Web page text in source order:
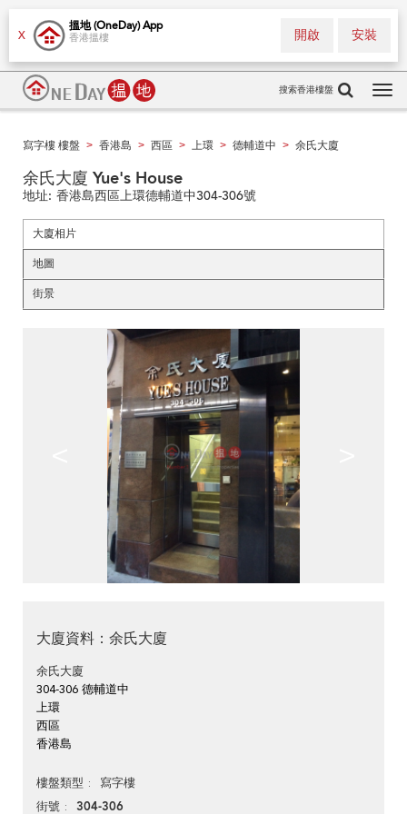
X
搵地 (OneDay) App
香港搵樓 安裝
開啟
搜索香港樓盤
寫字樓 樓盤 > 香港島 > 西區 > 上環 > 德輔道中 > 余氏大廈
余氏大廈 Yue's House
地址: 香港島西區上環德輔道中304-306號
大廈相片
地圖
街景
大廈資料：余氏大廈
余氏大廈
304-306 德輔道中
上環
西區
香港島
樓盤類型 寫字樓
街號 304-306